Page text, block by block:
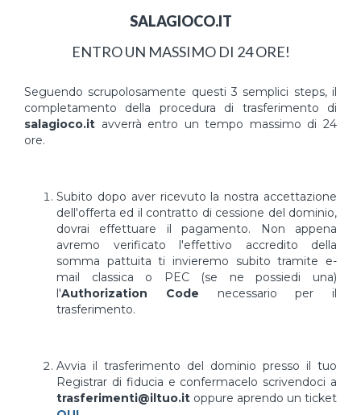
SALAGIOCO.IT
ENTRO UN MASSIMO DI 24 ORE!
Seguendo scrupolosamente questi 3 semplici steps, il
completamento della procedura di trasferimento di
salagioco.it avverrà entro un tempo massimo di 24
ore.
Subito dopo aver ricevuto la nostra accettazione
dell'offerta ed il contratto di cessione del dominio,
dovrai effettuare il pagamento. Non appena
avremo verificato l'effettivo accredito della
somma pattuita ti invieremo subito tramite e-
mail classica o PEC (se ne possiedi una)
l'Authorization Code necessario per il
trasferimento.
Avvia il trasferimento del dominio presso il tuo
Registrar di fiducia e confermacelo scrivendoci a
trasferimenti@iltuo.it oppure aprendo un ticket